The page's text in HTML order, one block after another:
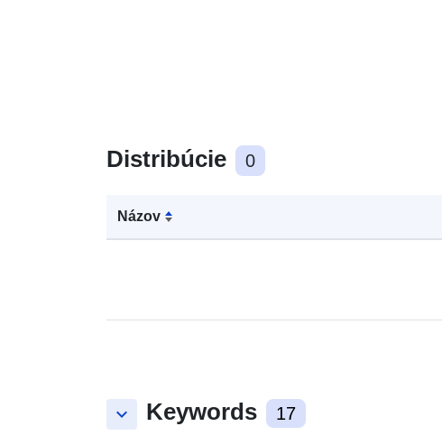
Distribúcie 0
Názov
keyboard_arrow_down Keywords 17